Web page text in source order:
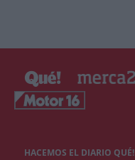
HACEMOS EL DIARIO QUÉ!